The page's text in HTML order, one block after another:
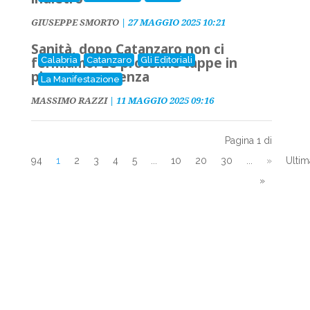
GIUSEPPE SMORTO| 27 MAGGIO 2025 10:21
Calabria Catanzaro
Gli Editoriali
La Manifestazione
Sanità, dopo Catanzaro non ci
fermiamo. Le prossime tappe in
piena trasparenza
MASSIMO RAZZI| 11 MAGGIO 2025 09:16
Pagina 1 di
94
1 2 3 4 5 10 20 30 »
»